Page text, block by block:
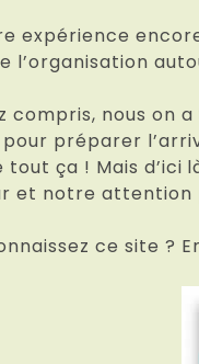
expérience
l’organisation
compris, nous on
préparer
ça ! Mais d’ici
et notre attention
ce site ?